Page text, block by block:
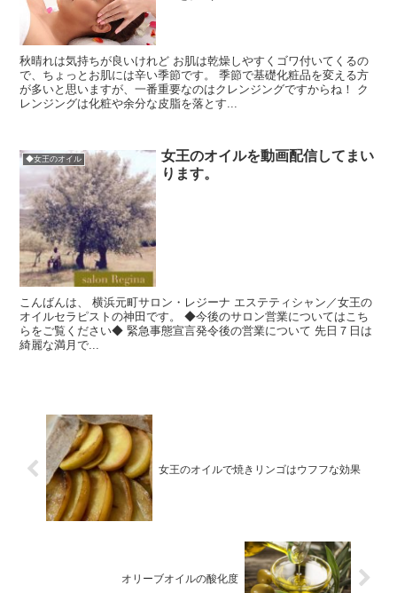
秋晴れは気持ちが良いけれど お肌は乾燥しやすくゴワ付いてくるの
で、ちょっとお肌には辛い季節です。 季節で基礎化粧品を変える方
が多いと思いますが、一番重要なのはクレンジングですからね！ ク
レンジングは化粧や余分な皮脂を落とす...
◆女王のオイル
女王のオイルを動画配信してまい
ります。
こんばんは、 横浜元町サロン・レジーナ エステティシャン／女王の
オイルセラピストの神田です。 ◆今後のサロン営業についてはこち
らをご覧ください◆ 緊急事態宣言発令後の営業について 先日７日は
綺麗な満月で...
女王のオイルで焼きリンゴはウフフな効果
オリーブオイルの酸化度